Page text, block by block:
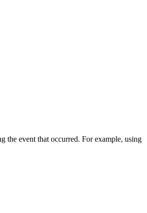
the event that occurred. For example, using